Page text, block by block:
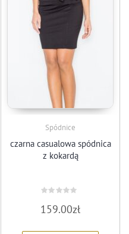
Spódnice
czarna casualowa spódnica
z kokardą
0
na
159.00zł